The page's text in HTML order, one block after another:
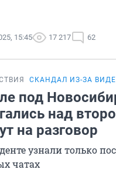
15:45 17 217 62
СКАНДАЛ ИЗ-ЗА
под
над
на разговор
узнали только
чатах